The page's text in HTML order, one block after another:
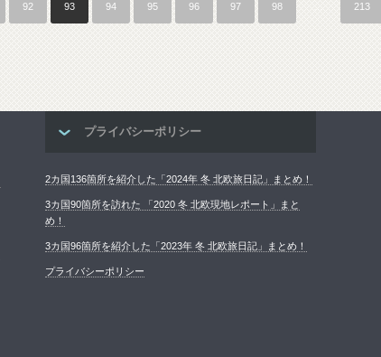
92 93 94 95 96 97 98 213
プライバシーポリシー
2カ国136箇所を紹介した「2024年 冬 北欧旅日記」まとめ！
3カ国90箇所を訪れた 「2020 冬 北欧現地レポート」まと
め！
3カ国96箇所を紹介した「2023年 冬 北欧旅日記」まとめ！
プライバシーポリシー